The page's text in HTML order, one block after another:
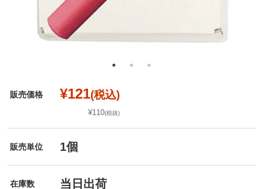
販売価格 ¥121(税込)
¥110(税抜)
販売単位 1個
在庫数 当日出荷